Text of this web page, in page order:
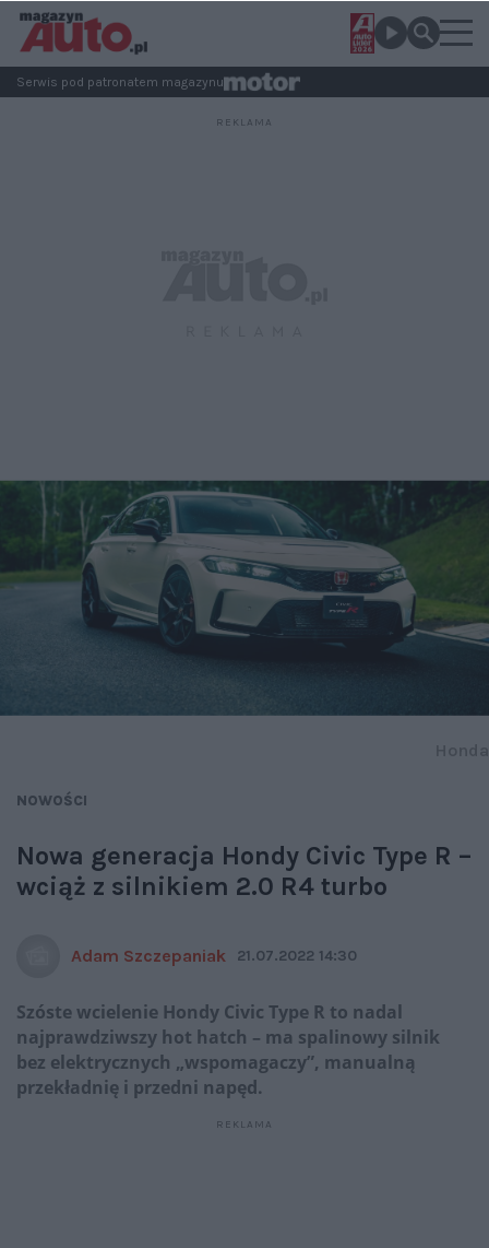
Serwis pod patronatem magazynu
NOWOŚCI
Nowa generacja Hondy Civic Type R –
wciąż z silnikiem 2.0 R4 turbo
Adam Szczepaniak 21.07.2022 14:30
Szóste wcielenie Hondy Civic Type R to nadal
najprawdziwszy hot hatch – ma spalinowy silnik
bez elektrycznych „wspomagaczy”, manualną
przekładnię i przedni napęd.